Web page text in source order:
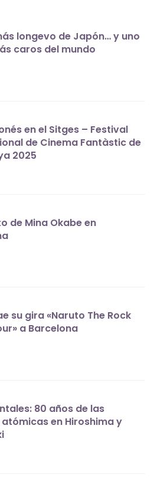
longevo de Japón… y uno
caros del mundo
en el Sitges – Festival
de Cinema Fantàstic de
2025
de Mina Okabe en
su gira «Naruto The Rock
a Barcelona
80 años de las
en Hiroshima y